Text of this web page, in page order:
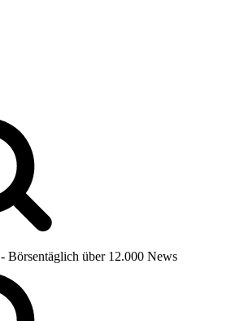
- Börsentäglich über 12.000 News